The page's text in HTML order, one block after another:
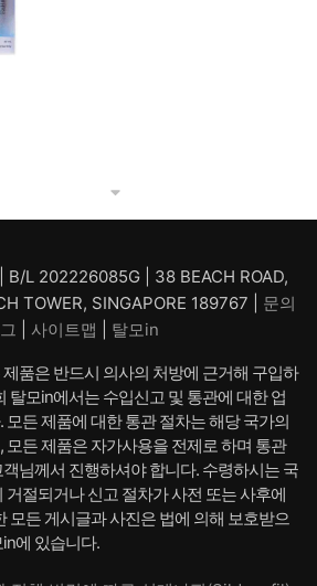
B/L 202226085G | 38 BEACH ROAD,
TOWER, SINGAPORE 189767 | 문의
사이트맵 탈모in
품은 반드시 의사의 처방에 근거해 구입하
탈모in에서는 수입신고 및 통관에 대한 업
든 제품에 대한 통관 절차는 해당 국가의
모든 제품은 자가사용을 전제로 하며 통관
님께서 진행하셔야 합니다. 수령하시는 국
거절되거나 신고 절차가 사전 또는 사후에
모든 게시글과 사진은 법에 의해 보호받으
에 있습니다.